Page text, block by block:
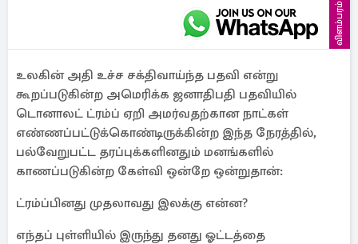
விளம்பரம்
உலகின் அதி உச்ச சக்திவாய்ந்த பதவி என்று
கூறப்படுகின்ற அமெரிக்க ஜனாதிபதி பதவியில்
டொனாலட் ட்ரம்ப் ஏறி அமர்வதற்கான நாட்கள்
எண்ணப்பட்டுக்கொண்டிருக்கின்ற இந்த நேரத்தில்,
பல்வேறுபட்ட தரப்புக்களினதும் மனங்களில்
காணப்படுகின்ற கேள்வி ஒன்றே ஒன்றுதான்:
ட்ரம்ப்பினது முதலாவது இலக்கு என்ன?
எந்தப் புள்ளியில் இருந்து தனது ஓட்டத்தை